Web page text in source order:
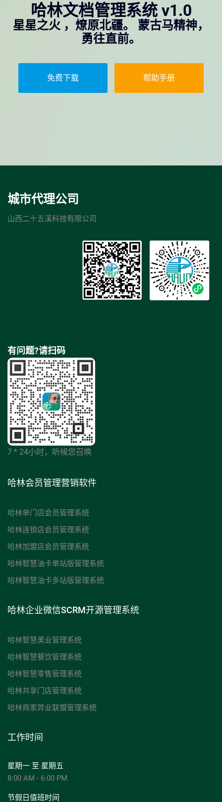
哈林文档管理系统 v1.0
星星之火 ，燎原北疆。 蒙古马精神，
勇往直前。
免费下载 帮助手册
城市代理公司
山西二十五溪科技有限公司
有问题?请扫码
7 * 24小时，听候您召唤
哈林会员管理营销软件
哈林单门店会员管理系统
哈林连锁店会员管理系统
哈林加盟店会员管理系统
哈林智慧油卡单站版管理系统
哈林智慧油卡多站版管理系统
哈林企业微信SCRM开源管理系统
哈林智慧美业管理系统
哈林智慧餐饮管理系统
哈林智慧零售管理系统
哈林共享门店管理系统
哈林商家异业联盟管理系统
工作时间
星期一 至 星期五
8:00 AM - 6:00 PM
节假日值班时间